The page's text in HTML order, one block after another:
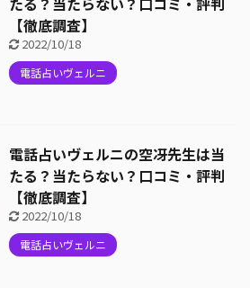
【徹底調査】
2022/10/18
電話占いヴェルニ
電話占いヴェルニの空冴先生は当
たる？当たらない？口コミ・評判
【徹底調査】
2022/10/18
電話占いヴェルニ